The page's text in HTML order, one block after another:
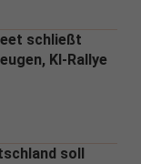
schließt
KI-Rallye
soll